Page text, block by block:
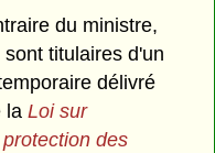
du ministre,
titulaires d'un
délivré
la Loi sur
des